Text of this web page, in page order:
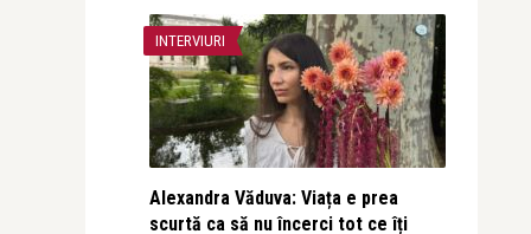
INTERVIURI
Alexandra Văduva: Viața e prea
scurtă ca să nu încerci tot ce îți